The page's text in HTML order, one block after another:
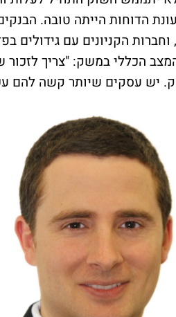
השנה. עונת הדוחות הייתה טובה.
וחברות הקניונים עם גידולים
הכללי במשק: "צריך לזכור
יש עסקים שיותר קשה להם